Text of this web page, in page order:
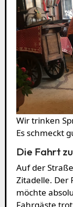
Wir trinken
Es schmeckt
Die Fahrt
Auf der
Zitadelle. Der
möchte
Fahrgäste